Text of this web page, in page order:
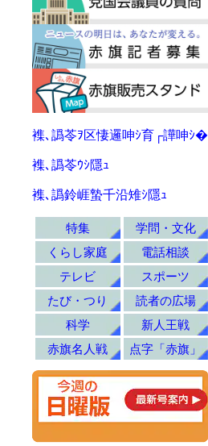
襍､譌苓ｦ区悽邏呻ｼ育┌譁呻ｼ�
襍､譌苓ｳｼ隱ｭ
襍､譌鈴崕蟄千沿雉ｼ隱ｭ
特集
学問・文化
くらし家庭
電話相談
テレビ
スポーツ
たび・つり
読者の広場
科学
新人王戦
赤旗名人戦
点字「赤旗」